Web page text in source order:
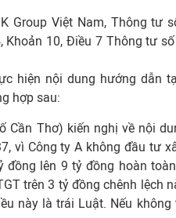
Group Việt Nam, Thông tư
Khoản 10, Điều 7 Thông tư số
hiện nội dung hướng dẫn
hợp sau:
Cần Thơ) kiến nghị về nội
vì Công ty A không đầu tư
đồng lên 9 tỷ đồng hoàn
trên 3 tỷ đồng chênh lệch
này là trái Luật. Nếu